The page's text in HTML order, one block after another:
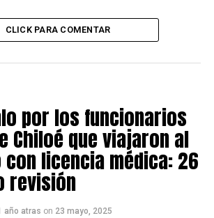
CLICK PARA COMENTAR
por los funcionarios
Chiloé que viajaron al
licencia médica: 26
revisión
año atras on 23 mayo, 2025